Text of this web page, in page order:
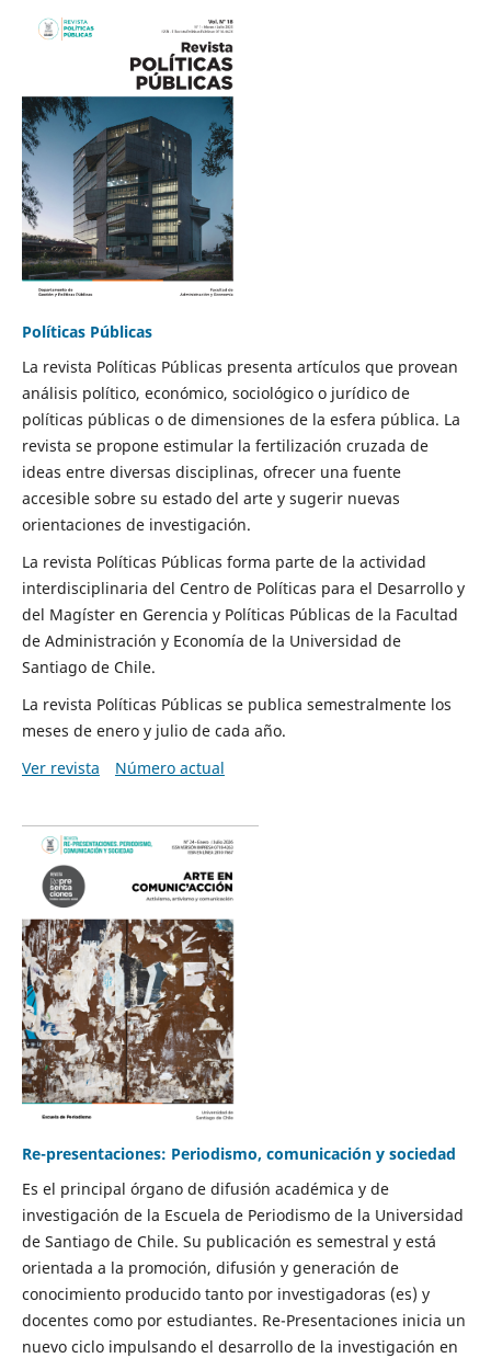
Políticas Públicas
La revista Políticas Públicas presenta artículos que provean
análisis político, económico, sociológico o jurídico de
políticas públicas o de dimensiones de la esfera pública. La
revista se propone estimular la fertilización cruzada de
ideas entre diversas disciplinas, ofrecer una fuente
accesible sobre su estado del arte y sugerir nuevas
orientaciones de investigación.
La revista Políticas Públicas forma parte de la actividad
interdisciplinaria del Centro de Políticas para el Desarrollo y
del Magíster en Gerencia y Políticas Públicas de la Facultad
de Administración y Economía de la Universidad de
Santiago de Chile.
La revista Políticas Públicas se publica semestralmente los
meses de enero y julio de cada año.
Ver revista
Número actual
Re-presentaciones: Periodismo, comunicación y sociedad
Es el principal órgano de difusión académica y de
investigación de la Escuela de Periodismo de la Universidad
de Santiago de Chile. Su publicación es semestral y está
orientada a la promoción, difusión y generación de
conocimiento producido tanto por investigadoras (es) y
docentes como por estudiantes. Re-Presentaciones inicia un
nuevo ciclo impulsando el desarrollo de la investigación en